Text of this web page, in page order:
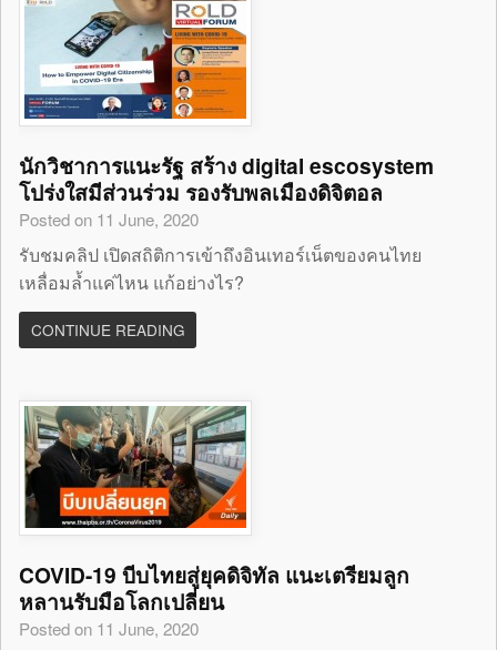
นักวิชาการแนะรัฐ สร้าง digital escosystem
โปร่งใสมีส่วนร่วม รองรับพลเมืองดิจิตอล
Posted on 11 June, 2020
รับชมคลิป เปิดสถิติการเข้าถึงอินเทอร์เน็ตของคนไทย
เหลื่อมล้ำแค่ไหน แก้อย่างไร?
CONTINUE READING
COVID-19 บีบไทยสู่ยุคดิจิทัล แนะเตรียมลูก
หลานรับมือโลกเปลี่ยน
Posted on 11 June, 2020